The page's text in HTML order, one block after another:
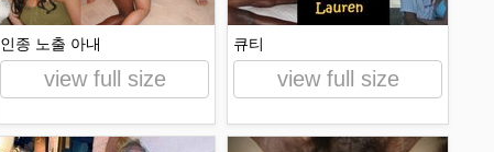
인종 노출 아내
view full size
큐티
view full size